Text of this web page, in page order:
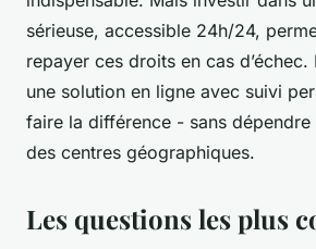
sérieuse, accessible 24h/24,
repayer ces droits en cas
une solution en ligne avec suivi
faire la différence - sans
des centres géographiques.
Les questions les plus